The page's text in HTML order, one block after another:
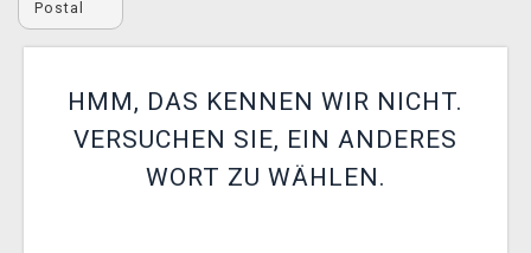
XZONE CLUB
Postal
HMM, DAS KENNEN WIR NICHT.
VERSUCHEN SIE, EIN ANDERES
WORT ZU WÄHLEN.